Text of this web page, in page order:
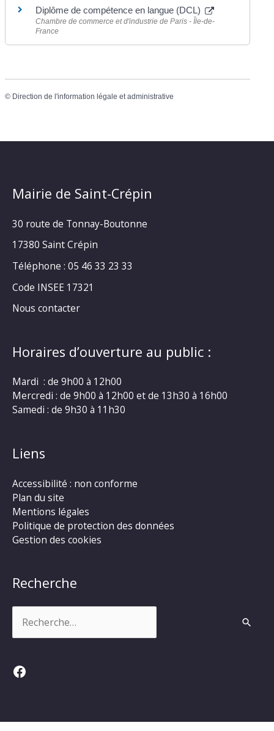
Diplôme de compétence en langue (DCL)
Chambre de commerce et d'industrie de Paris - Île-de-
France
© Direction de l'information légale et administrative
Mairie de Saint-Crépin
30 route de Tonnay-Boutonne
17380 Saint Crépin
Téléphone : 05 46 33 23 33
Code INSEE 17321
Nous contacter
Horaires d’ouverture au public :
Mardi : de 9h00 à 12h00
Mercredi : de 9h00 à 12h00 et de 13h30 à 16h00
Samedi : de 9h30 à 11h30
Liens
Accessibilité : non conforme
Plan du site
Mentions légales
Politique de protection des données
Gestion des cookies
Recherche
Facebook